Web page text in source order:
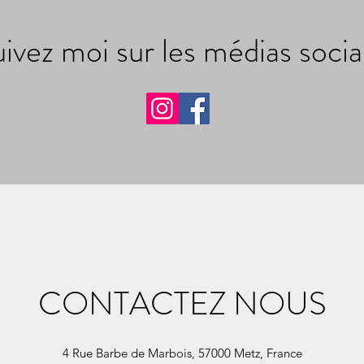
moi sur les médias
CONTACTEZ NOUS
4 Rue Barbe de Marbois, 57000 Metz, France